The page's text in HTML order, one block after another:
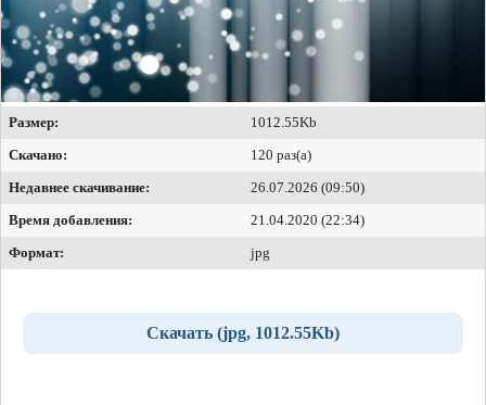
Размер:
1012.55Kb
Скачано:
120 раз(а)
Недавнее скачивание:
26.07.2026 (09:50)
Время добавления:
21.04.2020 (22:34)
Формат:
jpg
Скачать (jpg, 1012.55Kb)